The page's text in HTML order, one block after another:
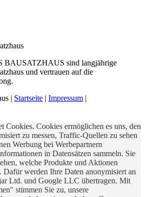
BAUSATZHAUS sind langjährige
und vertrauen auf die
| Startseite | Impressum |
Cookies. Cookies ermöglichen es uns, den
zu messen, Traffic-Quellen zu sehen
Werbung bei Werbepartnern
in Datensätzen sammeln. Sie
welche Produkte und Aktionen
Dafür werden Ihre Daten anonymisiert an
Ltd. und Google LLC übertragen. Mit
stimmen Sie zu, unsere